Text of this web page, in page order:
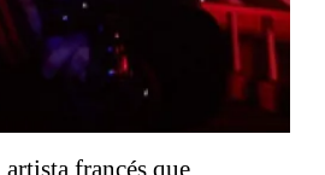
francés que